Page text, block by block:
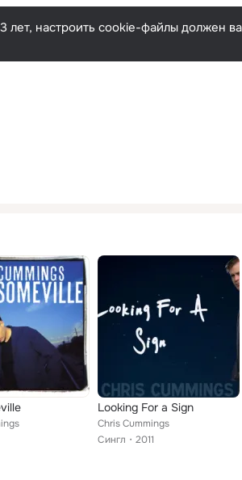
Русский
лет, настроить cookie-файлы должен
Looking For a Sign
Chris Cummings
Сингл
2011